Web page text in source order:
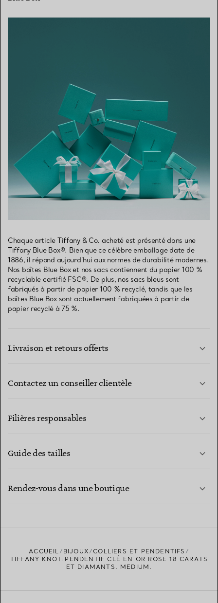
Chaque article Tiffany & Co. acheté est présenté dans une
Tiffany Blue Box®. Bien que ce célèbre emballage date de
1886, il répond aujourd’hui aux normes de durabilité modernes.
Nos boîtes Blue Box et nos sacs contiennent du papier 100 %
recyclable certifié FSC®. De plus, nos sacs bleus sont
fabriqués à partir de papier 100 % recyclé, tandis que les
boîtes Blue Box sont actuellement fabriquées à partir de
papier recyclé à 75 %.
Livraison et retours offerts
Contactez un conseiller clientèle
Filières responsables
Guide des tailles
Rendez-vous dans une boutique
TROUVEZ LA BOUTIQUE LA PLUS PROCHE
ACCUEIL BIJOUX
COLLIERS ET PENDENTIFS
TIFFANY KNOT:PENDENTIF CLÉ EN OR ROSE 18 CARATS
ET DIAMANTS. MEDIUM.